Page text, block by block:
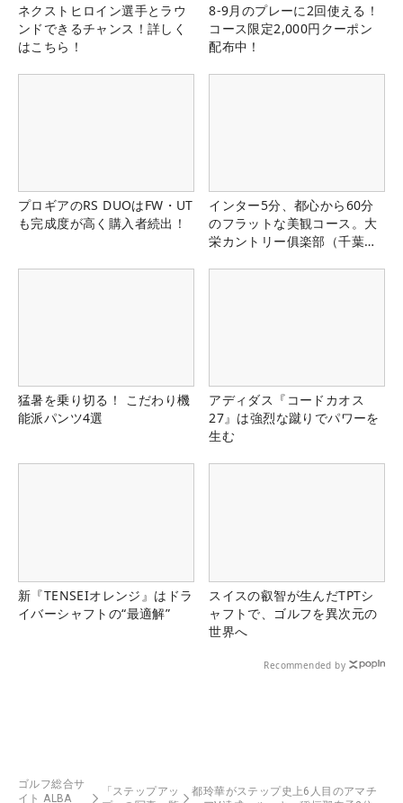
ネクストヒロイン選手とラウ
ンドできるチャンス！詳しく
はこちら！
8-9月のプレーに2回使える！
コース限定2,000円クーポン
配布中！
プロギアのRS DUOはFW・UT
も完成度が高く購入者続出！
インター5分、都心から60分
のフラットな美観コース。大
栄カントリー俱楽部（千葉
猛暑を乗り切る！ こだわり機
能派パンツ4選
アディダス『コードカオス
27』は強烈な蹴りでパワーを
生む
新『TENSEIオレンジ』はドラ
イバーシャフトの“最適解”
スイスの叡智が生んだTPTシ
ャフトで、ゴルフを異次元の
世界へ
Recommended by
ゴルフ総合サ
イト ALBA
「ステップアッ
都玲華がステップ史上6人目のアマチ